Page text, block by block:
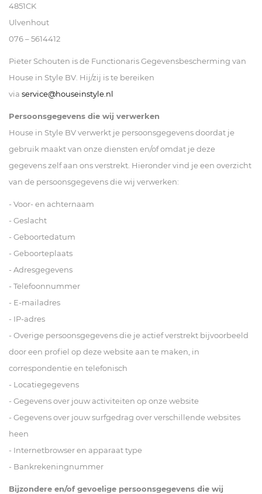
Living
Mijn
Klantenservice
4851CK
Ulvenhout
076 – 5614412
Pieter Schouten is de Functionaris Gegevensbescherming van
House in Style BV. Hij/zij is te bereiken
via service@houseinstyle.nl
Persoonsgegevens die wij verwerken
House in Style BV verwerkt je persoonsgegevens doordat je
gebruik maakt van onze diensten en/of omdat je deze
gegevens zelf aan ons verstrekt. Hieronder vind je een overzicht
van de persoonsgegevens die wij verwerken:
- Voor- en achternaam
- Geslacht
- Geboortedatum
- Geboorteplaats
- Adresgegevens
- Telefoonnummer
- E-mailadres
- IP-adres
- Overige persoonsgegevens die je actief verstrekt bijvoorbeeld
door een profiel op deze website aan te maken, in
correspondentie en telefonisch
- Locatiegegevens
- Gegevens over jouw activiteiten op onze website
- Gegevens over jouw surfgedrag over verschillende websites
heen
- Internetbrowser en apparaat type
- Bankrekeningnummer
Bijzondere en/of gevoelige persoonsgegevens die wij